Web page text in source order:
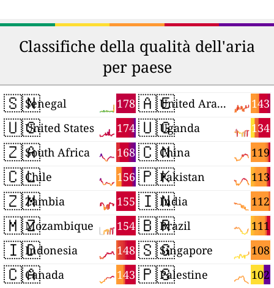
Classifiche della qualità dell'aria
per paese
🇸🇳 178
Senegal
🇺🇸 174
United States
🇿🇦 168
South Africa
🇨🇱 156
Chile
🇿🇲 155
Zambia
🇲🇿 154
Mozambique
🇮🇩 148
Indonesia
🇨🇦 143
Canada
🇦🇪 143
United Arab Emirates
🇺🇬 134
Uganda
🇨🇳 119
China
🇵🇰 113
Pakistan
🇮🇳 112
India
🇧🇷 111
Brazil
🇸🇬 108
Singapore
🇵🇸 102
Palestine